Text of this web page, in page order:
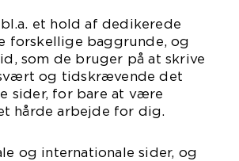
et hold af dedikerede
forskellige baggrunde, og
som de bruger på at skrive
og tidskrævende det
sider, for bare at være
hårde arbejde for dig.
og internationale sider, og